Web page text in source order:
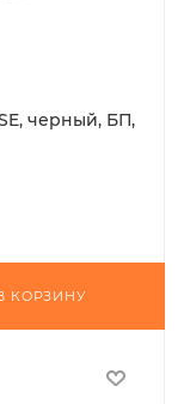
черный, БП,
КОРЗИНУ